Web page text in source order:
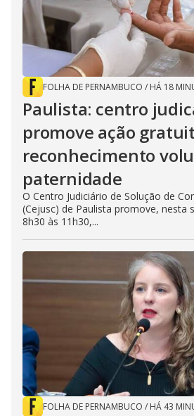
FOLHA DE PERNAMBUCO / HÁ 18
Paulista: centro
promove ação
reconhecimento
paternidade
O Centro Judiciário de Solução de
(Cejusc) de Paulista promove, nesta
8h30 às 11h30,...
FOLHA DE PERNAMBUCO / HÁ 43